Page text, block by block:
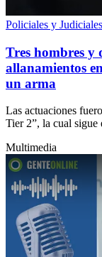
Policiales y Judiciales
Tres hombres y
allanamientos
un arma
Las actuaciones
Tier 2”, la cual sigue
Multimedia